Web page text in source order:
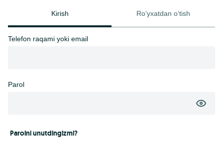
Kirish Ro‘yxatdan o‘tish
Telefon raqami yoki email
Parol
Parolni unutdingizmi?